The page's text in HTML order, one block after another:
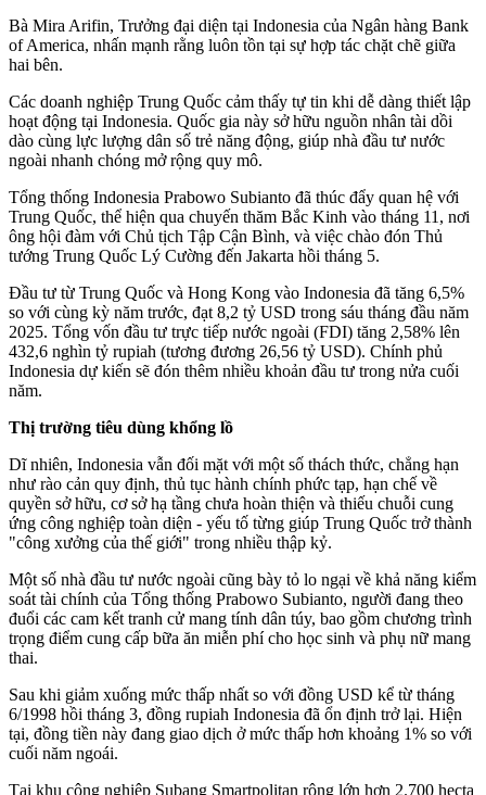
Bà Mira Arifin, Trưởng đại diện tại Indonesia của Ngân hàng Bank
of America, nhấn mạnh rằng luôn tồn tại sự hợp tác chặt chẽ giữa
hai bên.
Các doanh nghiệp Trung Quốc cảm thấy tự tin khi dễ dàng thiết lập
hoạt động tại Indonesia. Quốc gia này sở hữu nguồn nhân tài dồi
dào cùng lực lượng dân số trẻ năng động, giúp nhà đầu tư nước
ngoài nhanh chóng mở rộng quy mô.
Tổng thống Indonesia Prabowo Subianto đã thúc đẩy quan hệ với
Trung Quốc, thể hiện qua chuyến thăm Bắc Kinh vào tháng 11, nơi
ông hội đàm với Chủ tịch Tập Cận Bình, và việc chào đón Thủ
tướng Trung Quốc Lý Cường đến Jakarta hồi tháng 5.
Đầu tư từ Trung Quốc và Hong Kong vào Indonesia đã tăng 6,5%
so với cùng kỳ năm trước, đạt 8,2 tỷ USD trong sáu tháng đầu năm
2025. Tổng vốn đầu tư trực tiếp nước ngoài (FDI) tăng 2,58% lên
432,6 nghìn tỷ rupiah (tương đương 26,56 tỷ USD). Chính phủ
Indonesia dự kiến sẽ đón thêm nhiều khoản đầu tư trong nửa cuối
năm.
Thị trường tiêu dùng khổng lồ
Dĩ nhiên, Indonesia vẫn đối mặt với một số thách thức, chẳng hạn
như rào cản quy định, thủ tục hành chính phức tạp, hạn chế về
quyền sở hữu, cơ sở hạ tầng chưa hoàn thiện và thiếu chuỗi cung
ứng công nghiệp toàn diện - yếu tố từng giúp Trung Quốc trở thành
"công xưởng của thế giới" trong nhiều thập kỷ.
Một số nhà đầu tư nước ngoài cũng bày tỏ lo ngại về khả năng kiểm
soát tài chính của Tổng thống Prabowo Subianto, người đang theo
đuổi các cam kết tranh cử mang tính dân túy, bao gồm chương trình
trọng điểm cung cấp bữa ăn miễn phí cho học sinh và phụ nữ mang
thai.
Sau khi giảm xuống mức thấp nhất so với đồng USD kể từ tháng
6/1998 hồi tháng 3, đồng rupiah Indonesia đã ổn định trở lại. Hiện
tại, đồng tiền này đang giao dịch ở mức thấp hơn khoảng 1% so với
cuối năm ngoái.
Tại khu công nghiệp Subang Smartpolitan rộng lớn hơn 2.700 hecta